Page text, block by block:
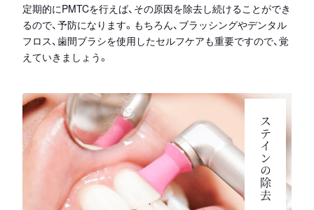
定期的にPMTCを行えば、その原因を除去し続けることができ
るので、予防になります。もちろん、ブラッシングやデンタル
フロス、歯間ブラシを使用したセルフケアも重要ですので、覚
えていきましょう。
ステインの除去